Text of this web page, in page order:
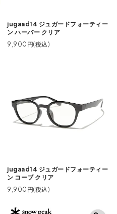
jugaad14 ジュガードフォーティー
ン ハーバー クリア
9,900円(税込)
jugaad14 ジュガードフォーティー
ン コーブ クリア
9,900円(税込)